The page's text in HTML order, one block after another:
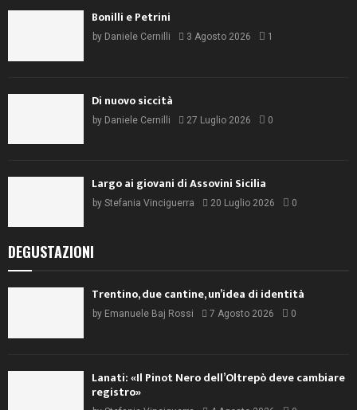
Bonilli e Petrini
by Daniele Cernilli 3 Agosto 2026 1
Di nuovo siccità
by Daniele Cernilli 27 Luglio 2026 0
Largo ai giovani di Assovini Sicilia
by Stefania Vinciguerra 20 Luglio 2026 0
DEGUSTAZIONI
Trentino, due cantine, un’idea di identità
by Emanuele Baj Rossi 7 Agosto 2026 0
Lanati: «Il Pinot Nero dell’Oltrepò deve cambiare
registro»